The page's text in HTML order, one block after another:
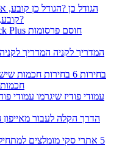
הגודל כן
קובע, איך תבחרו את הסמארטפון בגודל הנכון?
חוסם פרסומות
המדריך לקניה
6 בחירות
עמודי פודיז שיגרמו
הדרך הקלה לעבור מאייפון
5